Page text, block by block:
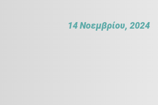
14 Νοεμβρίου, 2024